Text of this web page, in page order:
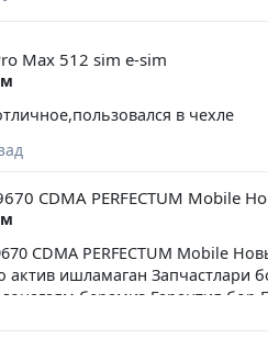
Max 512 sim e-sim
в чехле
CDMA PERFECTUM Mobile
CDMA PERFECTUM Mobile
актив ишламаган Запчастлари
берамиз Гарантия бор
йок Хама жойи ишлиди